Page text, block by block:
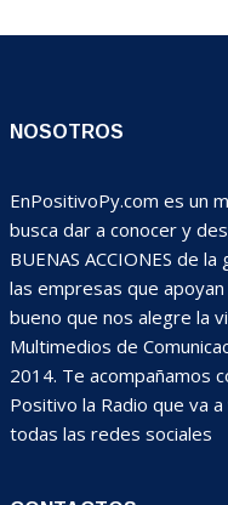
NOSOTROS
EnPositivoPy.com es un
busca dar a conocer y
BUENAS ACCIONES de
las empresas que
bueno que nos alegre la
Multimedios de
2014. Te acompañamos
Positivo la Radio que va
todas las redes sociales